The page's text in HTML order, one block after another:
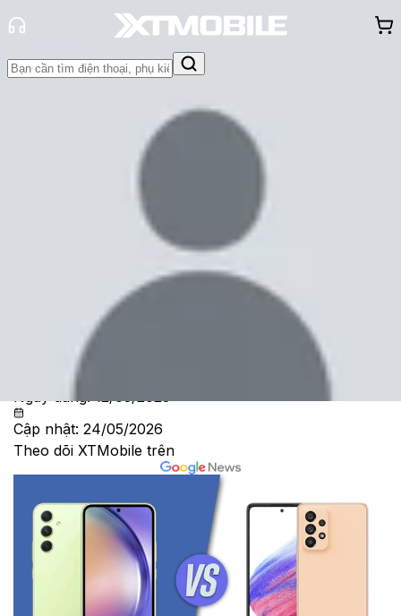
Hỏi đáp Thông báo
So sánh Galaxy A54 5G và Galaxy
A53 5G: Model mới có những nâng
Cam Ngoan
Ngày đăng:12/03/2023
Cập nhật: 24/05/2026
Theo dõi XTMobile trên